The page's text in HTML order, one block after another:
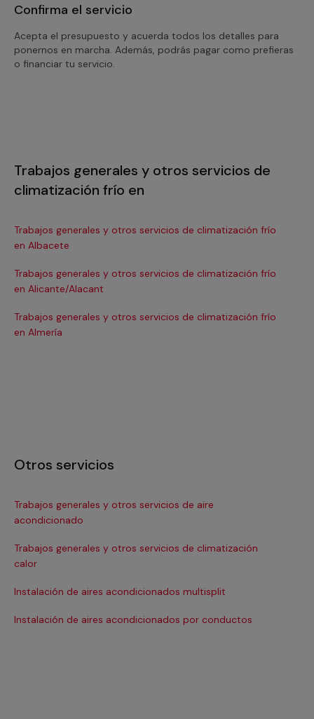
Confirma el servicio
Acepta el presupuesto y acuerda todos los detalles para
ponernos en marcha. Además, podrás pagar como prefieras
o financiar tu servicio.
Trabajos generales y otros servicios de
climatización frío en
Trabajos generales y otros servicios de climatización frío
en Albacete
Trabajos generales y otros servicios de climatización frío
en Alicante/Alacant
Trabajos generales y otros servicios de climatización frío
en Almería
Otros servicios
Trabajos generales y otros servicios de aire
acondicionado
Trabajos generales y otros servicios de climatización
calor
Instalación de aires acondicionados multisplit
Instalación de aires acondicionados por conductos